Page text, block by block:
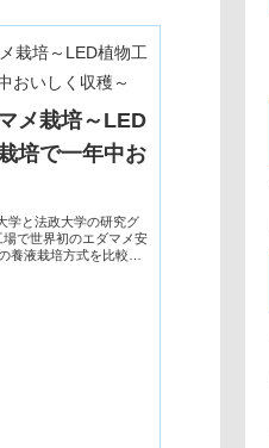
メ栽培～LED
培で一年中お
学と法政大学の研究グ
で世界初のエダマメ安
養液栽培方式を比較し